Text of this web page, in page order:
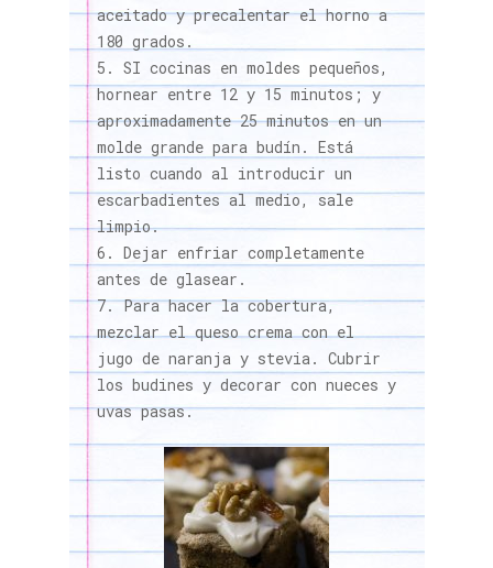
aceitado y precalentar el horno a
180 grados.
SI cocinas en moldes pequeños,
hornear entre 12 y 15 minutos; y
aproximadamente 25 minutos en un
molde grande para budín. Está
listo cuando al introducir un
escarbadientes al medio, sale
limpio.
Dejar enfriar completamente
antes de glasear.
Para hacer la cobertura,
mezclar el queso crema con el
jugo de naranja y stevia. Cubrir
los budines y decorar con nueces y
uvas pasas.